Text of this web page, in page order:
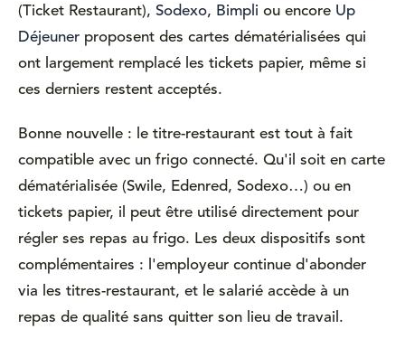
(Ticket Restaurant), Sodexo, Bimpli ou encore Up
Déjeuner proposent des cartes dématérialisées qui
ont largement remplacé les tickets papier, même si
ces derniers restent acceptés.
Bonne nouvelle : le titre-restaurant est tout à fait
compatible avec un frigo connecté. Qu'il soit en carte
dématérialisée (Swile, Edenred, Sodexo…) ou en
tickets papier, il peut être utilisé directement pour
régler ses repas au frigo. Les deux dispositifs sont
complémentaires : l'employeur continue d'abonder
via les titres-restaurant, et le salarié accède à un
repas de qualité sans quitter son lieu de travail.